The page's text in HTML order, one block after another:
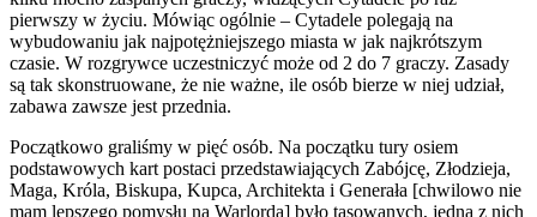
pierwszy w życiu. Mówiąc ogólnie – Cytadele polegają na
wybudowaniu jak najpotężniejszego miasta w jak najkrótszym
czasie. W rozgrywce uczestniczyć może od 2 do 7 graczy. Zasady
są tak skonstruowane, że nie ważne, ile osób bierze w niej udział,
zabawa zawsze jest przednia.
Początkowo graliśmy w pięć osób. Na początku tury osiem
podstawowych kart postaci przedstawiających Zabójcę, Złodzieja,
Maga, Króla, Biskupa, Kupca, Architekta i Generała [chwilowo nie
mam lepszego pomysłu na Warlorda] było tasowanych, jedna z nich